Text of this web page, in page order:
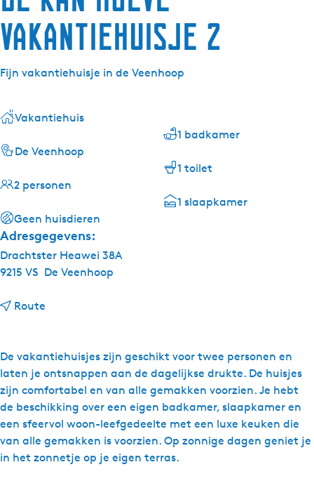
Vakantiehuisje 2
Fijn vakantiehuisje in de Veenhoop
De vakantiehuisjes zijn geschikt voor twee personen en
laten je ontsnappen aan de dagelijkse drukte. De huisjes
zijn comfortabel en van alle gemakken voorzien. Je hebt
de beschikking over een eigen badkamer, slaapkamer en
een sfeervol woon-leefgedeelte met een luxe keuken die
van alle gemakken is voorzien. Op zonnige dagen geniet je
in het zonnetje op je eigen terras.
Vakantiehuis
De Veenhoop
2 personen
Geen huisdieren
1 badkamer
1 toilet
1 slaapkamer
Adresgegevens:
Drachtster Heawei 38A
9215 VS De Veenhoop
Route
r
D
e
K
a
n
H